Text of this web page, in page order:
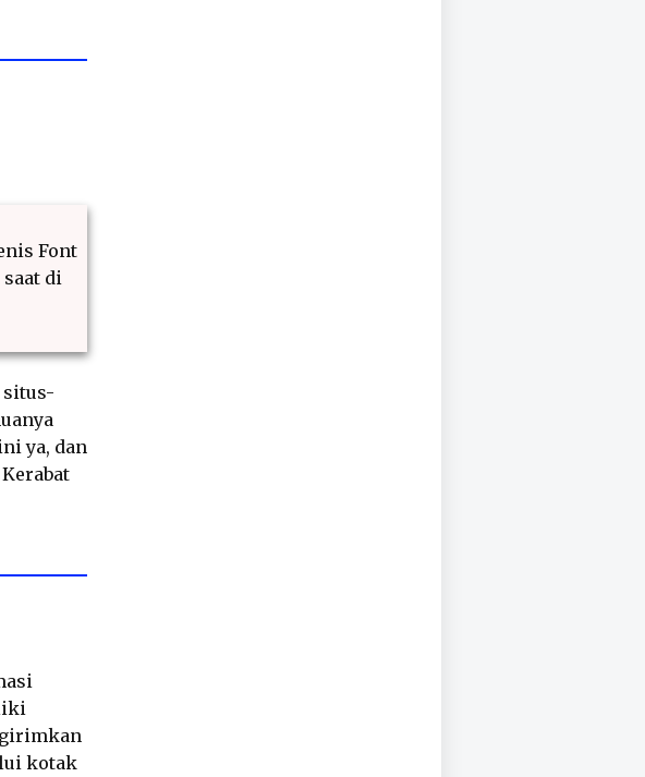
Font
di
situs-
ya, dan
kotak